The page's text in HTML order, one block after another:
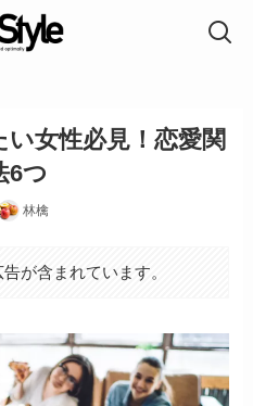
女性必見！恋愛関
6つ
林檎
が含まれています。